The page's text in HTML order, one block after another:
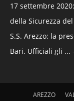
17 settembre
della Sicurezza del
S.S. Arezzo: la
Bari. Ufficiali gli ...
AREZZO